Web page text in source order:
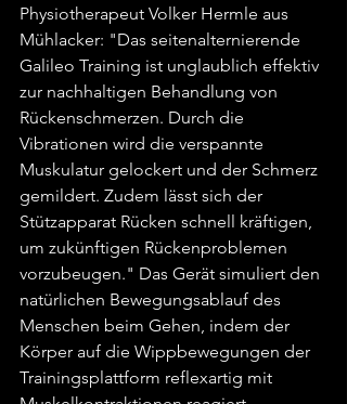
Physiotherapeut Volker Hermle aus
Mühlacker: "Das seitenalternierende
Galileo Training ist unglaublich effektiv
zur nachhaltigen Behandlung von
Rückenschmerzen. Durch die
Vibrationen wird die verspannte
Muskulatur gelockert und der Schmerz
gemildert. Zudem lässt sich der
Stützapparat Rücken schnell kräftigen,
um zukünftigen Rückenproblemen
vorzubeugen." Das Gerät simuliert den
natürlichen Bewegungsablauf des
Menschen beim Gehen, indem der
Körper auf die Wippbewegungen der
Trainingsplattform reflexartig mit